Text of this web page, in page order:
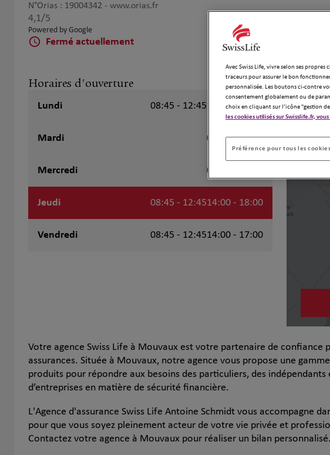
N°Orias : 19004342 - www.orias.fr
4,1/5
Powered by Google
Fermé actuellement
Horaires d'ouverture
Lundi 08:45 - 12:4514:00 - 18:00
Mardi 08:45 - 12:45
Mercredi 08:45 - 12:45
Jeudi 08:45 - 12:4514:00 - 18:00
Vendredi 08:45 - 12:4514:00 - 17:00
Votre agence Swiss Life à Mouvaux est votre partenaire de confiance
assurances. Située à Mouvaux, notre agence vous propose une
produits pour répondre aux besoins des particuliers, des indépendants
d’entreprises en matière de sécurité financière.
L'Agence d'assurance Swiss Life Antoine Schmidt vous accompagne
pour que vous soyez pleinement acteur de votre vie privée et
Contactez votre agence à Mouvaux pour réaliser un bilan personnalisé.
Avec Swiss Life, vivre selon ses propres
traceurs pour assurer le bon
personnalisée. Les boutons ci-contre
consentement globalement ou de
choix en cliquant sur l’icône "gestion
les cookies utilisés sur Swisslife.fr,
Préférence pour tous les cookies